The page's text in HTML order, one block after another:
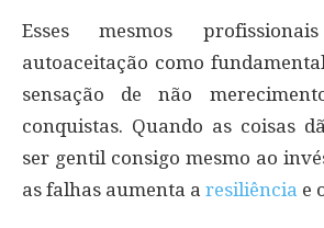
Esses mesmos
autoaceitação como
sensação de não
conquistas. Quando as coisas
ser gentil consigo mesmo ao
as falhas aumenta a resiliência e